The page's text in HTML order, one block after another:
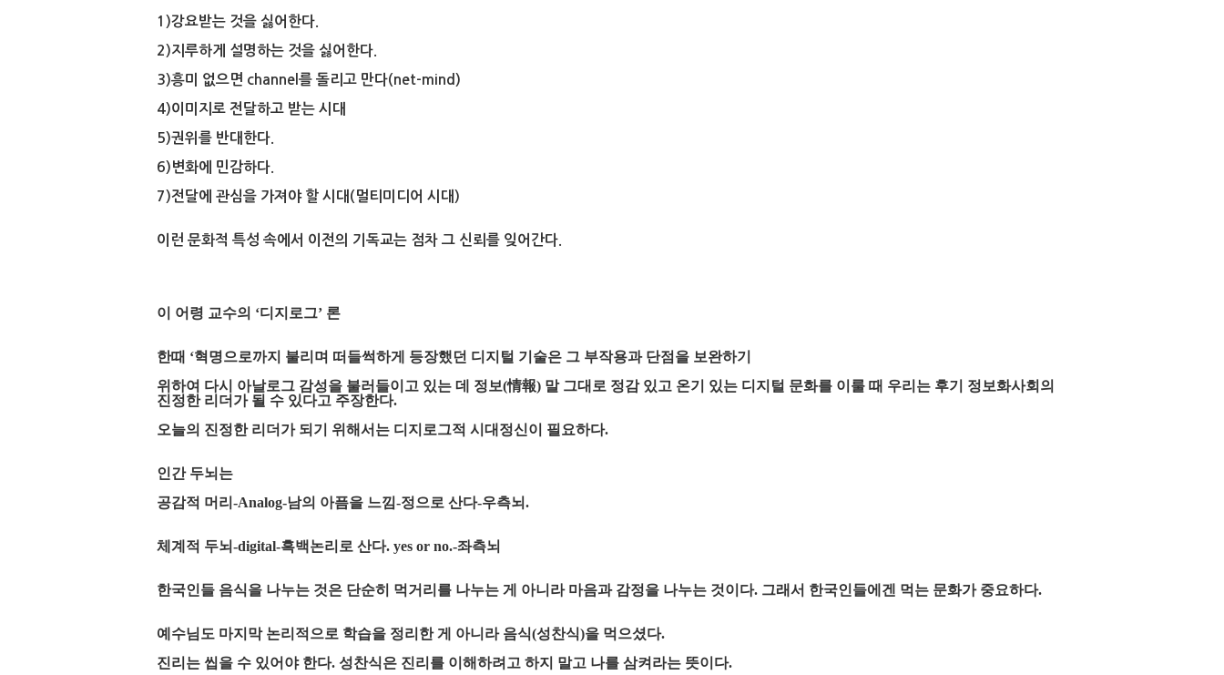
1)강요받는 것을 싫어한다.
2)지루하게 설명하는 것을 싫어한다.
3)흥미 없으면 channel를 돌리고 만다(net-mind)
4)이미지로 전달하고 받는 시대
5)권위를 반대한다.
6)변화에 민감하다.
7)전달에 관심을 가져야 할 시대(멀티미디어 시대)
이런 문화적 특성 속에서 이전의 기독교는 점차 그 신뢰를 잊어간다.
이 어령 교수의 ‘디지로그’ 론
한때 ‘혁명으로까지 불리며 떠들썩하게 등장했던 디지털 기술은 그 부작용과 단점을 보완하기
위하여 다시 아날로그 감성을 불러들이고 있는 데 정보(情報) 말 그대로 정감 있고 온기 있는 디지털 문화를 이룰 때 우리는 후기 정보화사회의
진정한 리더가 될 수 있다고 주장한다.
오늘의 진정한 리더가 되기 위해서는 디지로그적 시대정신이 필요하다.
인간 두뇌는
공감적 머리-Analog-남의 아픔을 느낌-정으로 산다-우측뇌.
체계적 두뇌-digital-흑백논리로 산다. yes or no.-좌측뇌
한국인들 음식을 나누는 것은 단순히 먹거리를 나누는 게 아니라 마음과 감정을 나누는 것이다. 그래서 한국인들에겐 먹는 문화가 중요하다.
예수님도 마지막 논리적으로 학습을 정리한 게 아니라 음식(성찬식)을 먹으셨다.
진리는 씹을 수 있어야 한다. 성찬식은 진리를 이해하려고 하지 말고 나를 삼켜라는 뜻이다.